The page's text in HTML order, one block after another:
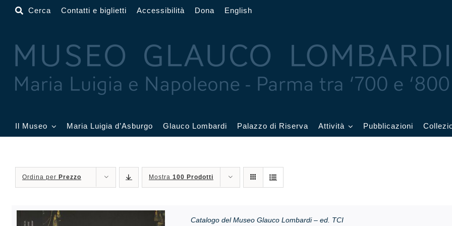
Salta
Cerca Contatti e biglietti Accessibilità Dona English
Il Museo
Sala Acquerelli
Sala Francesi Sala Petitot Sala Affetti
Maria Luigia d’Asburgo Glauco Lombardi Palazzo di Riserva Attività
Didattica e visite
Pubblicazioni
Ordina per Prezzo Mostra 100 Prodotti
Catalogo del Museo Glauco Lombardi – ed. TCI